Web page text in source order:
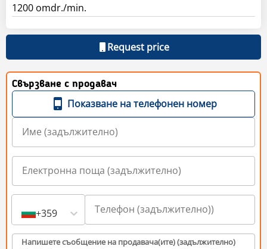
1200 omdr./min.
Request price
Свързване с продавач
Показване на телефонен номер
+359
Напишете съобщение на продавача(ите) (задължително)